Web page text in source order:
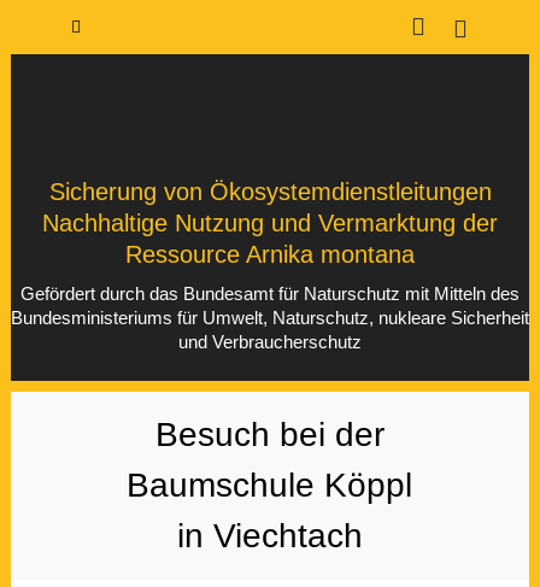
Sicherung von Ökosystemdienstleitungen
Nachhaltige Nutzung und Vermarktung der
Ressource Arnika montana
Gefördert durch das Bundesamt für Naturschutz mit Mitteln des
Bundesministeriums für Umwelt, Naturschutz, nukleare Sicherheit
und Verbraucherschutz
Besuch bei der
Baumschule Köppl
in Viechtach